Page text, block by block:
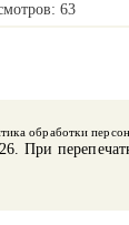
63
обработки
При